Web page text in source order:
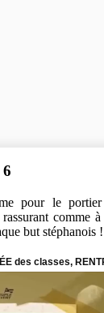
pour le
comme
but stéphanois !